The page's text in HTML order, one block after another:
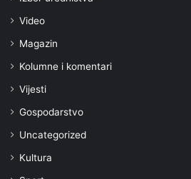
Video
Magazin
Kolumne i komentari
Vijesti
Gospodarstvo
Uncategorized
Kultura